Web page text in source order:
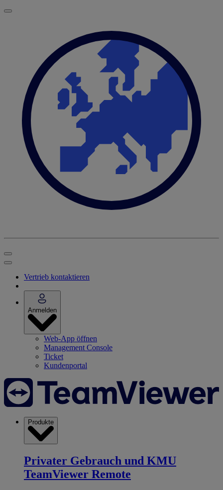
Vertrieb kontaktieren
Anmelden
Web-App öffnen
Management Console
Ticket
Kundenportal
Produkte
Privater Gebrauch und KMU
TeamViewer Remote